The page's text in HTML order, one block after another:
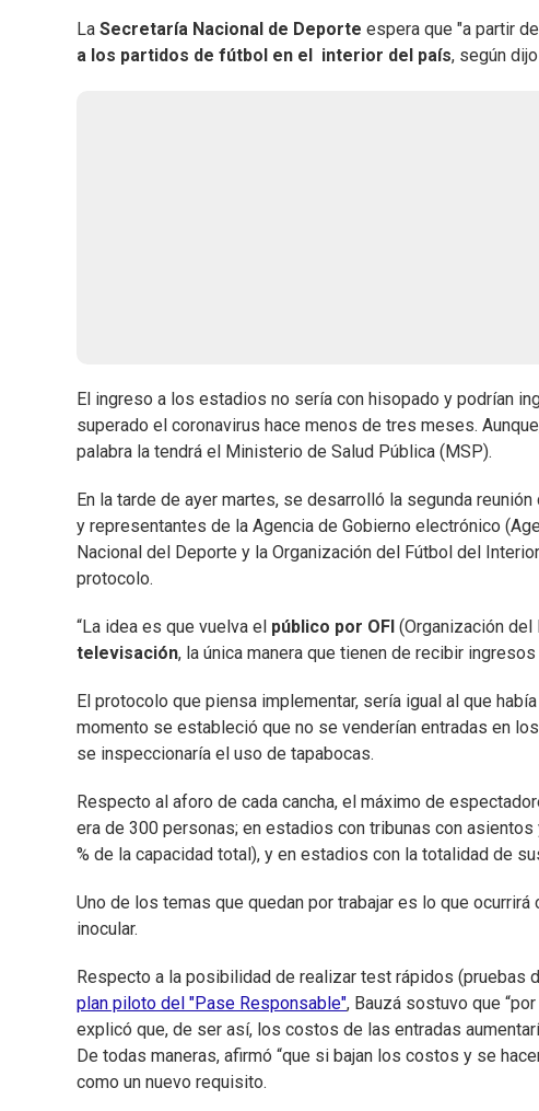
La Secretaría Nacional de Deporte espera que "a partir
a los partidos de fútbol en el interior del país, según
El ingreso a los estadios no sería con hisopado y podrían
superado el coronavirus hace menos de tres meses.
palabra la tendrá el Ministerio de Salud Pública (MSP).
En la tarde de ayer martes, se desarrolló la segunda
y representantes de la Agencia de Gobierno electrónico
Nacional del Deporte y la Organización del Fútbol del
protocolo.
“La idea es que vuelva el público por OFI (Organización del
televisación, la única manera que tienen de recibir
El protocolo que piensa implementar, sería igual al que había
momento se estableció que no se venderían entradas en
se inspeccionaría el uso de tapabocas.
Respecto al aforo de cada cancha, el máximo de
era de 300 personas; en estadios con tribunas con
% de la capacidad total), y en estadios con la totalidad de
Uno de los temas que quedan por trabajar es lo que
inocular.
Respecto a la posibilidad de realizar test rápidos (pruebas
plan piloto del "Pase Responsable", Bauzá sostuvo que
explicó que, de ser así, los costos de las entradas
De todas maneras, afirmó “que si bajan los costos y se
como un nuevo requisito.